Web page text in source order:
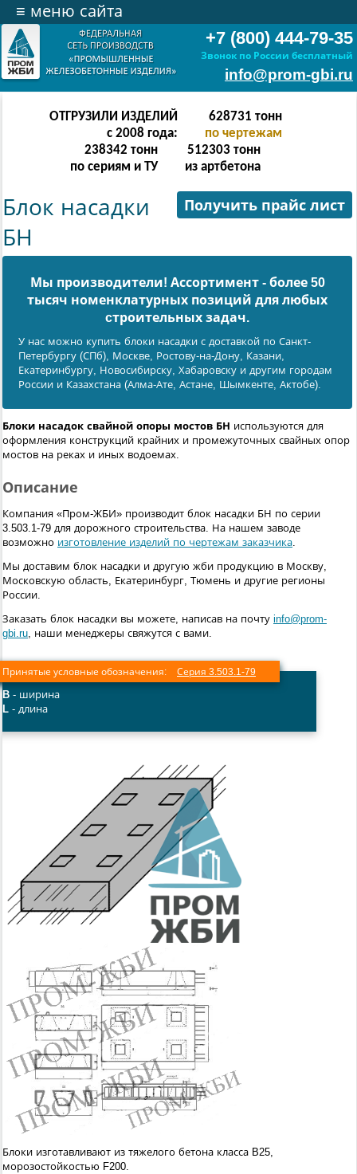
+7 (800) 444-79-35
Звонок по России бесплатный
info@prom-gbi.ru
≡ меню сайта
ОТГРУЗИЛИ ИЗДЕЛИЙ
с 2008 года:
628731 тонн
по чертежам
238342 тонн
по сериям и ТУ
512303 тонн
из артбетона
Получить прайс лист
Блок насадки
БН
Мы производители! Ассортимент - более 50
тысяч номенклатурных позиций для любых
cтроительных задач.
У нас можно купить блоки насадки с доставкой по Санкт-
Петербургу (СПб), Москве, Ростову-на-Дону, Казани,
Екатеринбургу, Новосибирску, Хабаровску и другим городам
России и Казахстана (Алма-Ате, Астане, Шымкенте, Актобе).
Блоки насадок свайной опоры мостов БН используются для
оформления конструкций крайних и промежуточных свайных опор
мостов на реках и иных водоемах.
Описание
Компания «Пром-ЖБИ» производит блок насадки БН по серии
3.503.1-79 для дорожного строительства. На нашем заводе
возможно изготовление изделий по чертежам заказчика.
Мы доставим блок насадки и другую жби продукцию в Москву,
Московскую область, Екатеринбург, Тюмень и другие регионы
России.
Заказать блок насадки вы можете, написав на почту info@prom-
gbi.ru, наши менеджеры свяжутся с вами.
Принятые условные обозначения: Серия 3.503.1-79
B - ширина
L - длина
Блоки изготавливают из тяжелого бетона класса B25,
морозостойкостью F200.